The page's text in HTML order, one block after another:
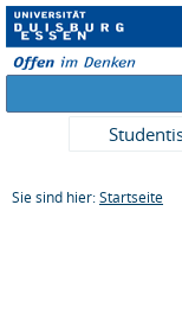
Sie sind hier: Startseite